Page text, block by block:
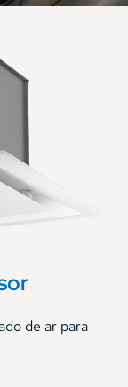
de ar para